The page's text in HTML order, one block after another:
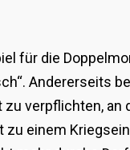
für die
Andererseits
verpflichten,
einem